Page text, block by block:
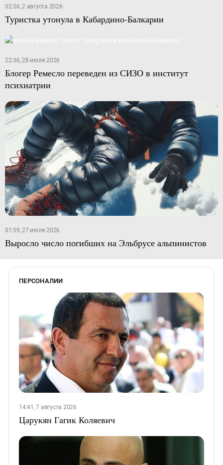
02:56, 2 августа 2026
Туристка утонула в Кабардино-Балкарии
22:36, 28 июля 2026
Блогер Ремесло переведен из СИЗО в институт
психиатрии
01:59, 27 июля 2026
Выросло число погибших на Эльбрусе альпинистов
ПЕРСОНАЛИИ
14:41, 7 августа 2026
Царукян Гагик Коляевич